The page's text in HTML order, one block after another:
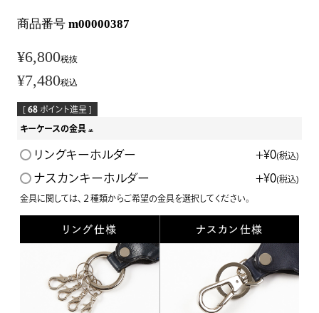
商品番号 m00000387
¥6,800税抜
¥7,480税込
[ 68 ポイント進呈 ]
キーケースの金具
(
)
リングキーホルダー +¥0 税込
ナスカンキーホルダー +¥0 税込
金具に関しては、２種類からご希望の金具を選択してください。